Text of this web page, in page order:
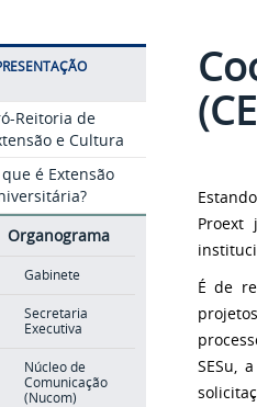
Reitoria de
e Cultura
é Extensão
Organograma
Gabinete
Secretaria
Executiva
Núcleo de
Comunicação
(Nucom)
Proext
É de
SESu,